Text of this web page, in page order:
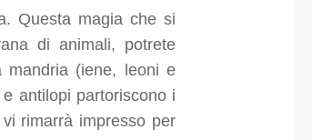
Questa magia che si
di animali, potrete
mandria (iene, leoni e
antilopi partoriscono i
rimarrà impresso per